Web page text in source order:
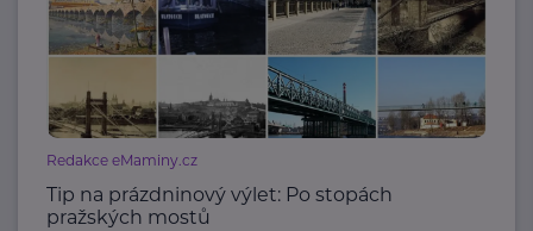
Redakce eMaminy.cz
Tip na prázdninový výlet: Po stopách
pražských mostů